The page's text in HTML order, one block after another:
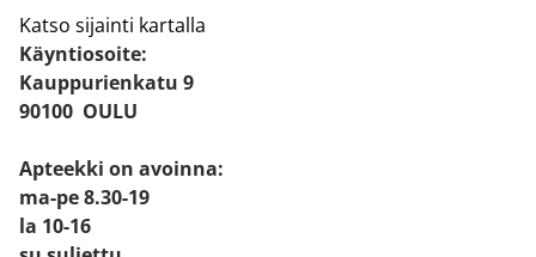
Katso sijainti kartalla
Käyntiosoite:
Kauppurienkatu 9
90100 OULU
Apteekki on avoinna:
ma-pe 8.30-19
la 10-16